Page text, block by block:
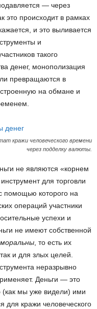
— через
это происходит в рамках
и это выливается
и
такого
денег, монополизация
превращаются в
на обмане и
кражи человеческого времени
через подделку валюты.
не являются «корнем
для торговли
помощью которого на
операций участники
успехи и
не имеют собственной
, то есть их
и для злых целей.
неразрывно
Деньги — это
(как мы уже видели) ими
для кражи человеческого